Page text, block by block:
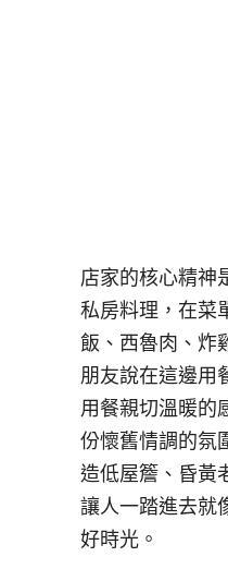
店家的核心精神
私房料理，在菜
飯、西魯肉、炸
朋友說在這邊用
用餐親切溫暖的
份懷舊情調的氛
造低屋簷、昏黃
讓人一踏進去就
好時光。